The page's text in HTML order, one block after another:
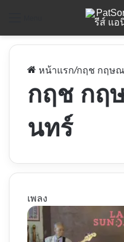
หน้าแรก/กฤช กฤษ
กฤช กฤ
นทร์
เพลง